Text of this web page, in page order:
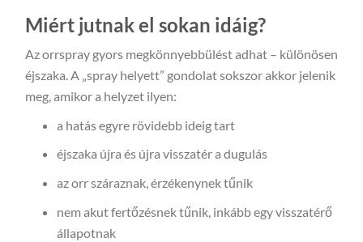
Miért jutnak el sokan idáig?
Az orrspray gyors megkönnyebbülést adhat – különösen
éjszaka. A „spray helyett” gondolat sokszor akkor jelenik
meg, amikor a helyzet ilyen:
a hatás egyre rövidebb ideig tart
éjszaka újra és újra visszatér a dugulás
az orr száraznak, érzékenynek tűnik
nem akut fertőzésnek tűnik, inkább egy visszatérő
állapotnak